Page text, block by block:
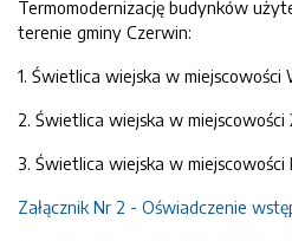
Termomodernizację budynków
terenie gminy Czerwin:
1. Świetlica wiejska w miejscowości
2. Świetlica wiejska w miejscowości
3. Świetlica wiejska w miejscowości
Załącznik Nr 2 - Oświadczenie